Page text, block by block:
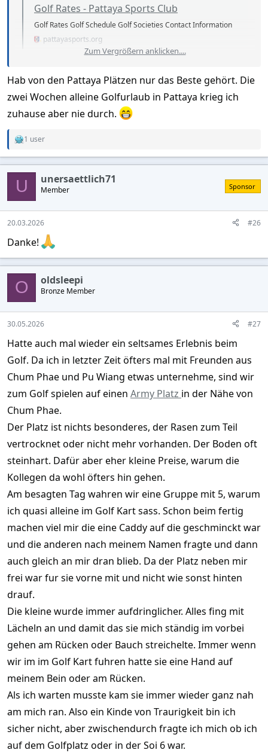
Golf Rates - Pattaya Sports Club
Golf Rates Golf Schedule Golf Societies Contact Information
pattayasports.org
kann man unter der Woche schon für unter THB 2000
(Greenfee+Caddy+Cart) spielen.
Zum Vergrößern anklicken....
Hab von den Pattaya Plätzen nur das Beste gehört. Die
zwei Wochen alleine Golfurlaub in Pattaya krieg ich
zuhause aber nie durch.
R
a
c
o
n
s
:
1 user
U unersaettlich71
Member Sponsor
20.03.2026 #26
Danke!
O oldsleepi
Bronze Member
30.05.2026 #27
Hatte auch mal wieder ein seltsames Erlebnis beim
Golf. Da ich in letzter Zeit öfters mal mit Freunden aus
Chum Phae und Pu Wiang etwas unternehme, sind wir
zum Golf spielen auf einen Army Platz in der Nähe von
Chum Phae.
Der Platz ist nichts besonderes, der Rasen zum Teil
vertrocknet oder nicht mehr vorhanden. Der Boden oft
steinhart. Dafür aber eher kleine Preise, warum die
Kollegen da wohl öfters hin gehen.
Am besagten Tag wahren wir eine Gruppe mit 5, warum
ich quasi alleine im Golf Kart sass. Schon beim fertig
machen viel mir die eine Caddy auf die geschminckt war
und die anderen nach meinem Namen fragte und dann
auch gleich an mir dran blieb. Da der Platz neben mir
frei war fur sie vorne mit und nicht wie sonst hinten
drauf.
Die kleine wurde immer aufdringlicher. Alles fing mit
Lächeln an und damit das sie mich ständig im vorbei
gehen am Rücken oder Bauch streichelte. Immer wenn
wir im im Golf Kart fuhren hatte sie eine Hand auf
meinem Bein oder am Rücken.
Als ich warten musste kam sie immer wieder ganz nah
am mich ran. Also ein Kinde von Traurigkeit bin ich
sicher nicht, aber zwischendurch fragte ich mich ob ich
auf dem Golfplatz oder in der Soi 6 war.